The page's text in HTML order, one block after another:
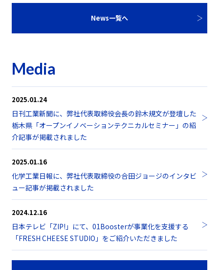
News一覧へ
Media
2025.01.24
日刊工業新聞に、弊社代表取締役会長の鈴木規文が登壇した
栃木県「オープンイノベーションテクニカルセミナー」の紹
介記事が掲載されました
2025.01.16
化学工業日報に、弊社代表取締役の合田ジョージのインタビ
ュー記事が掲載されました
2024.12.16
日本テレビ「ZIP!」にて、01Boosterが事業化を支援する
「FRESH CHEESE STUDIO」をご紹介いただきました